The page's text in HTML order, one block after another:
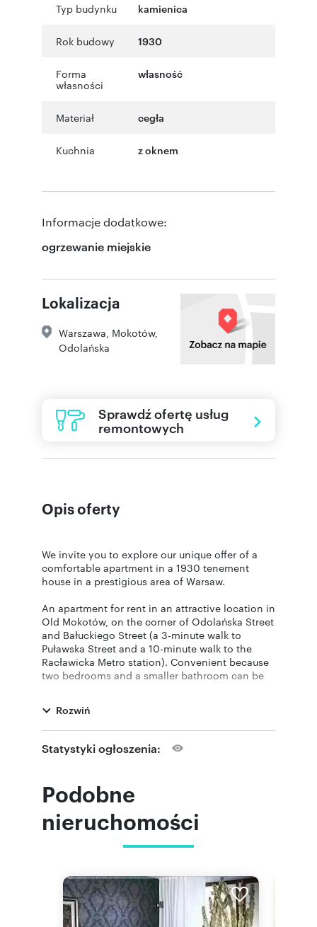
Typ budynku kamienica
Rok budowy 1930
Forma
własności
własność
Materiał cegła
Kuchnia z oknem
Informacje dodatkowe:
ogrzewanie miejskie
Lokalizacja
Warszawa Mokotów,
Odolańska
Sprawdź ofertę usług
remontowych
Opis oferty
We invite you to explore our unique offer of a
comfortable apartment in a 1930 tenement
house in a prestigious area of Warsaw.
An apartment for rent in an attractive location in
Old Mokotów, on the corner of Odolańska Street
and Bałuckiego Street (a 3-minute walk to
Puławska Street and a 10-minute walk to the
Racławicka Metro station). Convenient because
two bedrooms and a smaller bathroom can be
the apartment is 108 m².
Height 280 cm. Floors: parquet, terracotta,
carpet.
2. three bedrooms 18, 12 and 10 m2,
4. fully equipped kitchen with a window,
6. two bathrooms,
The hallway and master bedroom feature
spacious wardrobes. The apartment is air-
conditioned.
Security is ensured by triple monitoring (street,
Rozwiń
Statystyki ogłoszenia:
Podobne
nieruchomości